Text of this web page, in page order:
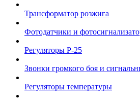
Трансформатор розжига
Фотодатчики и
Регуляторы Р-25
Звонки громкого боя и
Регуляторы температуры